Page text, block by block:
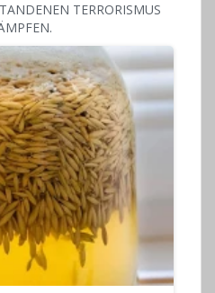
TERRORISMUS